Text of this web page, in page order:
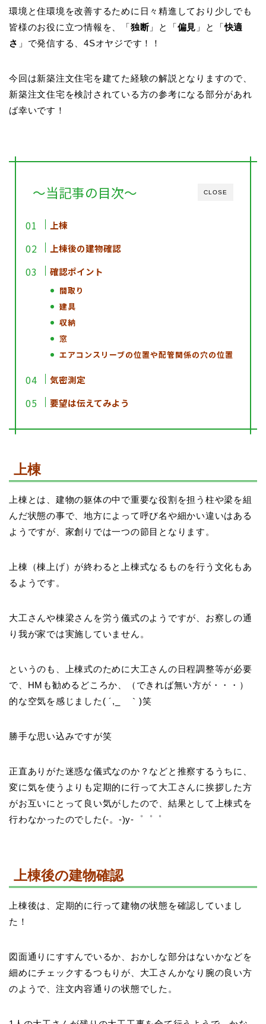
環境と住環境を改善するために日々精進しており少しでも
皆様のお役に立つ情報を、「独断」と「偏見 」と「快適
さ 」で発信する、4Sオヤジです！！
今回は新築注文住宅を建てた経験の解説となりますので、
新築注文住宅を検討されている方の参考になる部分があれ
ば幸いです！
CLOSE
～当記事の目次～
上棟
上棟後の建物確認
確認ポイント
間取り
建具
収納
窓
エアコンスリーブの位置や配管関係の穴の位置
気密測定
要望は伝えてみよう
上棟
上棟とは、建物の躯体の中で重要な役割を担う柱や梁を組
んだ状態の事で、地方によって呼び名や細かい違いはある
ようですが、家創りでは一つの節目となります。
上棟（棟上げ）が終わると上棟式なるものを行う文化もあ
るようです。
大工さんや棟梁さんを労う儀式のようですが、お察しの通
り我が家では実施していません。
というのも、上棟式のために大工さんの日程調整等が必要
で、HMも勧めるどころか、（できれば無い方が・・・）
的な空気を感じました( ´,_ゝ｀)笑
勝手な思い込みですが笑
正直ありがた迷惑な儀式なのか？などと推察するうちに、
変に気を使うよりも定期的に行って大工さんに挨拶した方
がお互いにとって良い気がしたので、結果として上棟式を
行わなかったのでした(-。-)y-゜゜゜
上棟後の建物確認
上棟後は、定期的に行って建物の状態を確認していまし
た！
図面通りにすすんでいるか、おかしな部分はないかなどを
細めにチェックするつもりが、大工さんかなり腕の良い方
のようで、注文内容通りの状態でした。